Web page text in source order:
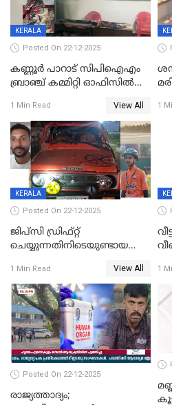
KERALA
Posted On 22-12-2025
കണ്ണൂർ പാറാട് സിപിഐഎം
ബ്രാഞ്ച് കമ്മിറ്റി ഓഫിസിൽ
ചിത്രങ്ങളടക്കം കത്തിയ
നിലയിൽ
1 Min Read View All 1
KERALA
Posted On 22-12-2025
ജിപ്സി ഡ്രിഫ്റ്റ്
ചെയ്യുന്നതിനിടെയുണ്ടായ
ദാരുണാന്ത്യം; ജീപ്സി
ഓടിച്ചയാൾ അറസ്റ്റിൽ.
1 Min Read View All 1
Posted On 22-12-2025
രാജ്യത്താദ്യം;